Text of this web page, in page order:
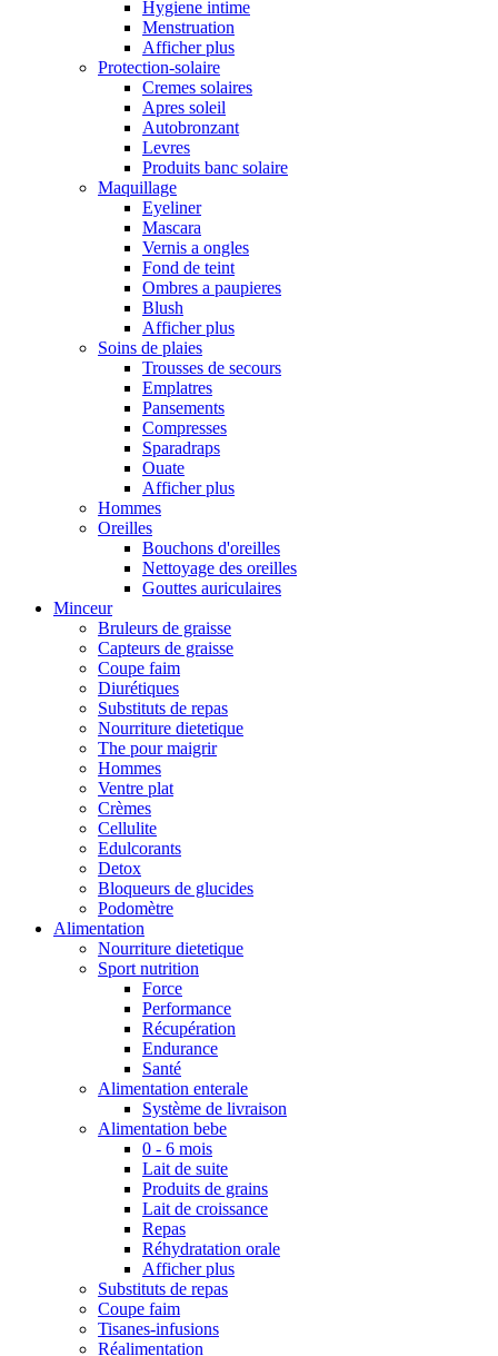
Hygiene intime
Menstruation
Afficher plus
Protection-solaire
Cremes solaires
Apres soleil
Autobronzant
Levres
Produits banc solaire
Maquillage
Eyeliner
Mascara
Vernis a ongles
Fond de teint
Ombres a paupieres
Blush
Afficher plus
Soins de plaies
Trousses de secours
Emplatres
Pansements
Compresses
Sparadraps
Ouate
Afficher plus
Hommes
Oreilles
Bouchons d'oreilles
Nettoyage des oreilles
Gouttes auriculaires
Minceur
Bruleurs de graisse
Capteurs de graisse
Coupe faim
Diurétiques
Substituts de repas
Nourriture dietetique
The pour maigrir
Hommes
Ventre plat
Crèmes
Cellulite
Edulcorants
Detox
Bloqueurs de glucides
Podomètre
Alimentation
Nourriture dietetique
Sport nutrition
Force
Performance
Récupération
Endurance
Santé
Alimentation enterale
Système de livraison
Alimentation bebe
0 - 6 mois
Lait de suite
Produits de grains
Lait de croissance
Repas
Réhydratation orale
Afficher plus
Substituts de repas
Coupe faim
Tisanes-infusions
Réalimentation